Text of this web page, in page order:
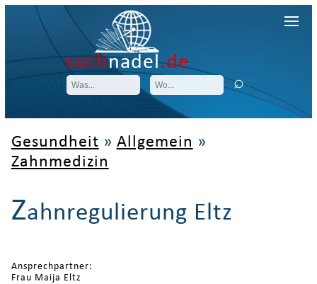
suchnadel.de
Gesundheit » Allgemein »
Zahnmedizin
Zahnregulierung Eltz
Ansprechpartner:
Frau Maija Eltz